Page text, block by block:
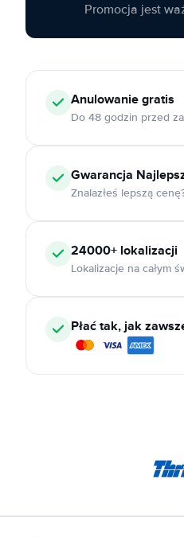
Promocja jest
Anulowaniegratis
Do 48 godzin przed
Gwarancja
Znalazłeś lepszą
24000+ lokalizacji
Lokalizacje na całym
Płać tak, jak